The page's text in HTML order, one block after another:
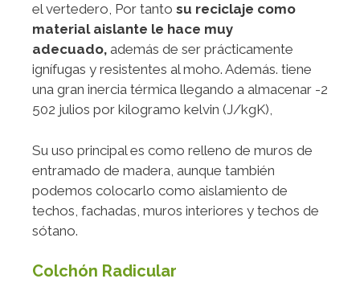
el vertedero, Por tanto su reciclaje como
material aislante le hace muy
adecuado, además de ser prácticamente
ignífugas y resistentes al moho. Además. tiene
una gran inercia térmica llegando a almacenar -2
502 julios por kilogramo kelvin (J/kgK),
Su uso principal es como relleno de muros de
entramado de madera, aunque también
podemos colocarlo como aislamiento de
techos, fachadas, muros interiores y techos de
sótano.
Colchón Radicular